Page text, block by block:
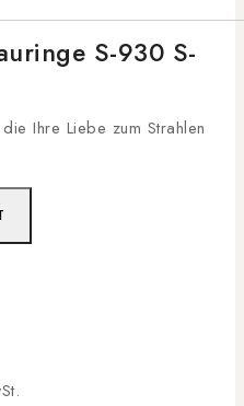
S-930 S-
Ihre Liebe zum Strahlen